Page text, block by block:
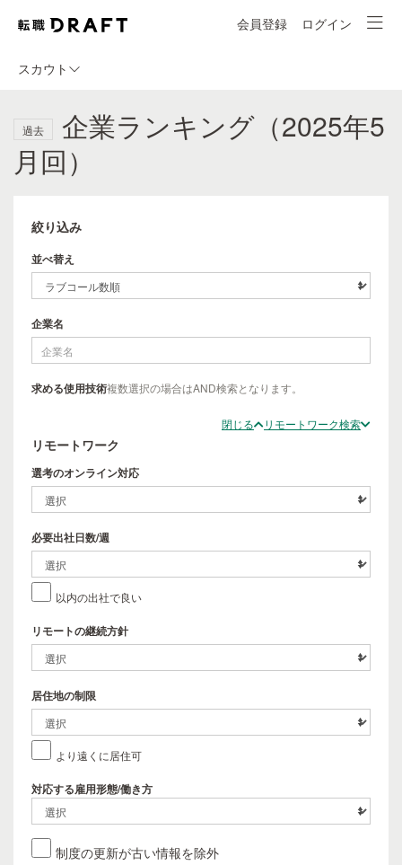
会員登録 ログイン
スカウト
過去
企業ランキング（2025年5
月回）
絞り込み
並べ替え
企業名
求める使用技術複数選択の場合はAND検索となります。
閉じる リモートワーク検索
リモートワーク
選考のオンライン対応
必要出社日数/週
以内の出社で良い
リモートの継続方針
居住地の制限
より遠くに居住可
対応する雇用形態/働き方
制度の更新が古い情報を除外